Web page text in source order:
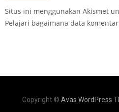
Situs ini menggunakan Akismet
Pelajari bagaimana data
Copyright © Avas WordPress